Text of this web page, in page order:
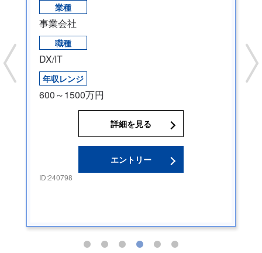
業種
事業会社
職種
DX/IT
年収レンジ
600～1500万円
詳細を見る
エントリー
ID:240798